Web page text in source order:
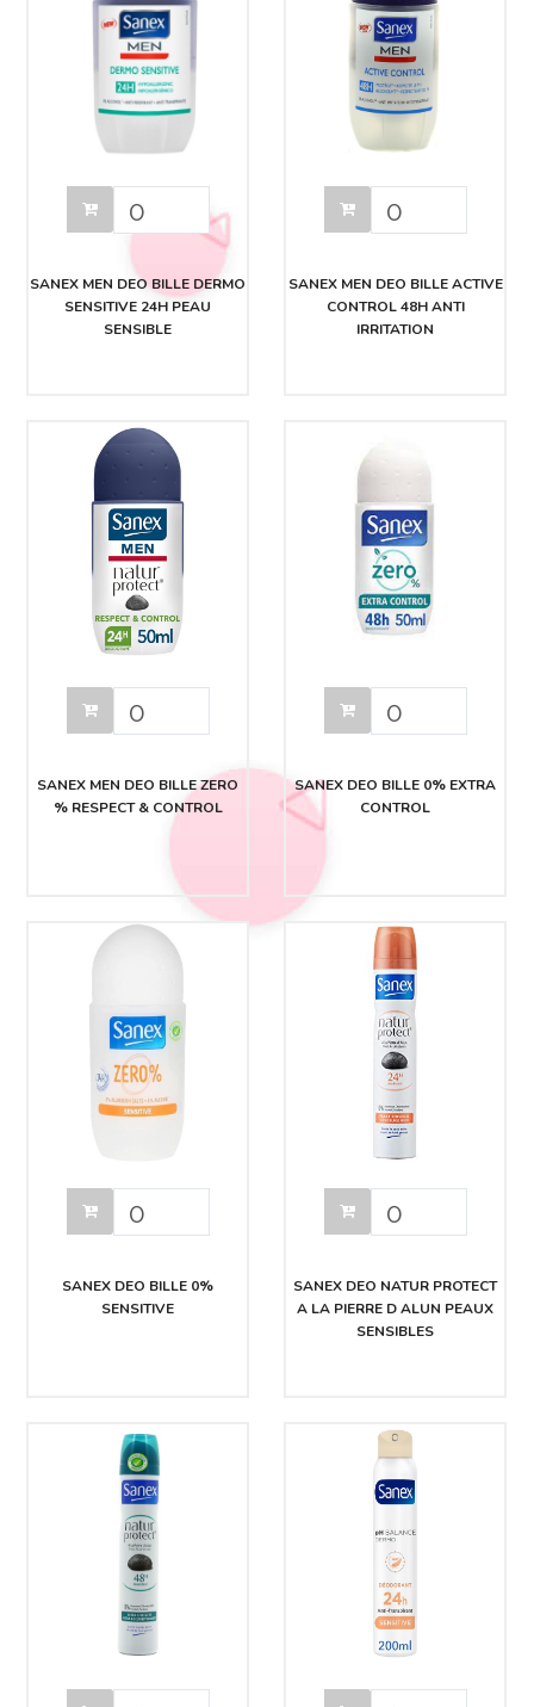
SANEX MEN DEO BILLE DERMO
SENSITIVE 24H PEAU
SENSIBLE
SANEX MEN DEO BILLE ACTIVE
CONTROL 48H ANTI
IRRITATION
SANEX MEN DEO BILLE ZERO
% RESPECT & CONTROL
SANEX DEO BILLE 0% EXTRA
CONTROL
SANEX DEO BILLE 0%
SENSITIVE
SANEX DEO NATUR PROTECT
A LA PIERRE D ALUN PEAUX
SENSIBLES